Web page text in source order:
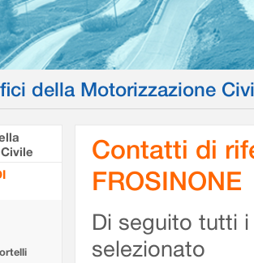
della Motorizzazione
Contatti di
FROSINONE
Di seguito tutti
selezionato